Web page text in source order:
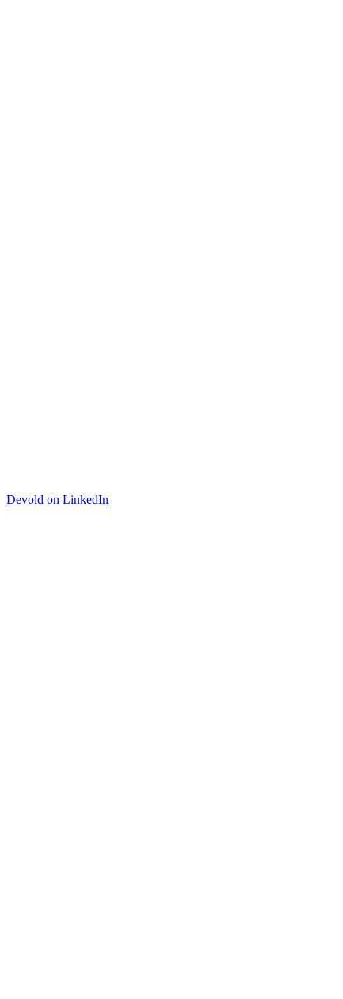
Devold on LinkedIn